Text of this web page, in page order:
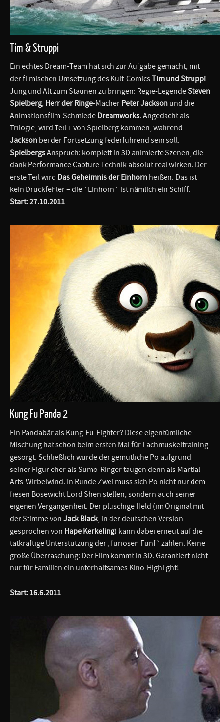
Tim & Struppi
Ein echtes Dream-Team hat sich zur Aufgabe gemacht, mit
der filmischen Umsetzung des Kult-ComicsTim und Struppi
Jung und Alt zum Staunen zu bringen: Regie-LegendeSteven
Spielberg, Herr der Ringe-Macher Peter Jackson und die
Animationsfilm-Schmiede Dreamworks. Angedacht als
Trilogie, wird Teil 1 von Spielberg kommen, während
Jackson bei der Fortsetzung federführend sein soll.
SpielbergsAnspruch: komplett in 3D animierte Szenen, die
dank Performance Capture Technik absolut real wirken. Der
erste Teil wird Das Geheimnis der Einhorn heißen. Das ist
kein Druckfehler – die ´Einhorn´ ist nämlich ein Schiff.
Start: 27.10.2011
Kung Fu Panda 2
Ein Pandabär als Kung-Fu-Fighter? Diese eigentümliche
Mischung hat schon beim ersten Mal für Lachmuskeltraining
gesorgt. Schließlich würde der gemütliche Po aufgrund
seiner Figur eher als Sumo-Ringer taugen denn als Martial-
Arts-Wirbelwind. In Runde Zwei muss sich Po nicht nur dem
fiesen Bösewicht Lord Shen stellen, sondern auch seiner
eigenen Vergangenheit. Der plüschige Held (im Original mit
der Stimme von Jack Black, in der deutschen Version
gesprochen von Hape Kerkeling) kann dabei erneut auf die
tatkräftige Unterstützung der „furiosen Fünf“ zählen. Keine
große Überraschung: Der Film kommt in 3D. Garantiert nicht
nur für Familien ein unterhaltsames Kino-Highlight!
Start: 16.6.2011